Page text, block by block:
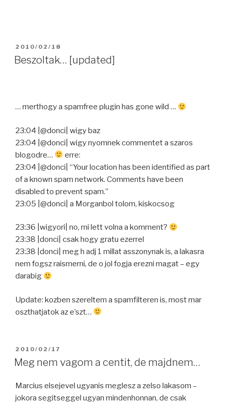
POSTED
ON
2010/02/18
Beszoltak… [updated]
… merthogy a spamfree plugin has gone wild …
23:04 |@donci| wigy baz
23:04 |@donci| wigy nyomnek commentet a szaros
blogodre…
erre:
23:04 |@donci| “Your location has been identified as part
of a known spam network. Comments have been
disabled to prevent spam.”
23:05 |@donci| a Morganbol tolom, kiskocsog
23:36 |wigyori| no, mi lett volna a komment?
23:38 |donci| csak hogy gratu ezerrel
23:38 |donci| meg h adj 1 millat asszonynak is, a lakasra
nem fogsz raismerni, de o jol fogja erezni magat – egy
darabig
Update: kozben szereltem a spamfilteren is, most mar
oszthatjatok az e’szt…
POSTED
ON
2010/02/17
Meg nem vagom a centit, de majdnem…
Marcius elsejevel ugyanis meglesz a zelso lakasom –
jokora segitseggel ugyan mindenhonnan, de csak